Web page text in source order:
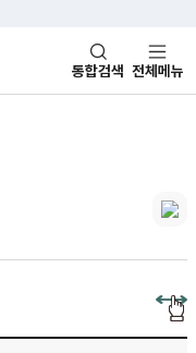
통합검색 전체메뉴